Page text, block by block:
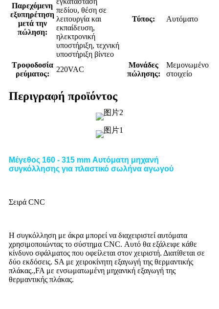
Παρεχόμενη
εξυπηρέτηση
μετά την
πώληση:
πεδίου, θέση σε
λειτουργία και
εκπαίδευση,
ηλεκτρονική
υποστήριξη, τεχνική
υποστήριξη βίντεο
Τύπος: Αυτόματο
Τροφοδοσία
ρεύματος:
220VAC
Μονάδες
πώλησης:
Μεμονωμένο
στοιχείο
Περιγραφή προϊόντος
Μέγεθος 160 - 315 mm Αυτόματη μηχανή
συγκόλλησης για πλαστικό σωλήνα αγωγού
Σειρά CNC
Η συγκόλληση με άκρα μπορεί να διαχειριστεί αυτόματα
χρησιμοποιώντας το σύστημα CNC. Αυτό θα εξάλειφε κάθε
κίνδυνο σφάλματος που οφείλεται στον χειριστή. Διατίθεται σε
δύο εκδόσεις. SA με χειροκίνητη εξαγωγή της θερμαντικής
πλάκας.,FA με ενσωματωμένη μηχανική εξαγωγή της
θερμαντικής πλάκας.